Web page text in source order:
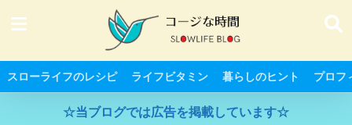
スローライフのレシピ ライフビタミン 暮らしのヒント プロフ
☆当ブログでは広告を掲載しています☆